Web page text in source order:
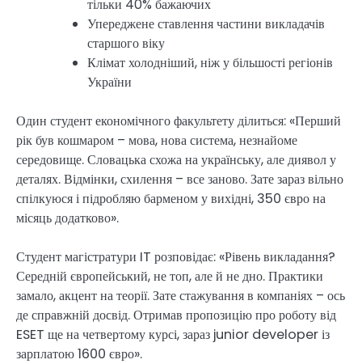
тільки 40% бажаючих
Упереджене ставлення частини викладачів
старшого віку
Клімат холодніший, ніж у більшості регіонів
України
Один студент економічного факультету ділиться: «Перший
рік був кошмаром – мова, нова система, незнайоме
середовище. Словацька схожа на українську, але диявол у
деталях. Відмінки, схилення – все заново. Зате зараз вільно
спілкуюся і підробляю барменом у вихідні, 350 євро на
місяць додатково».
Студент магістратури IT розповідає: «Рівень викладання?
Середній європейський, не топ, але й не дно. Практики
замало, акцент на теорії. Зате стажування в компаніях – ось
де справжній досвід. Отримав пропозицію про роботу від
ESET ще на четвертому курсі, зараз junior developer із
зарплатою 1600 євро».